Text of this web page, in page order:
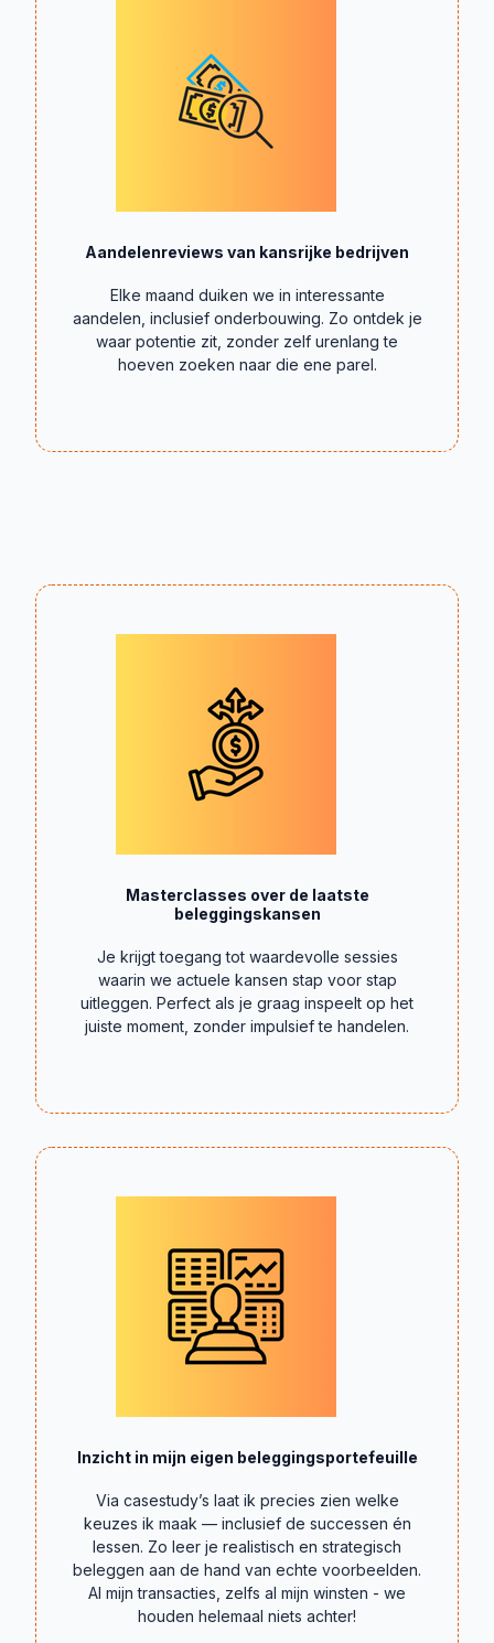
Aandelenreviews van kansrijke bedrijven
Elke maand duiken we in interessante
aandelen, inclusief onderbouwing. Zo ontdek je
waar potentie zit, zonder zelf urenlang te
hoeven zoeken naar die ene parel.
Masterclasses over de laatste
beleggingskansen
Je krijgt toegang tot waardevolle sessies
waarin we actuele kansen stap voor stap
uitleggen. Perfect als je graag inspeelt op het
juiste moment, zonder impulsief te handelen.
Inzicht in mijn eigen beleggingsportefeuille
Via casestudy’s laat ik precies zien welke
keuzes ik maak — inclusief de successen én
lessen. Zo leer je realistisch en strategisch
beleggen aan de hand van echte voorbeelden.
Al mijn transacties, zelfs al mijn winsten - we
houden helemaal niets achter!